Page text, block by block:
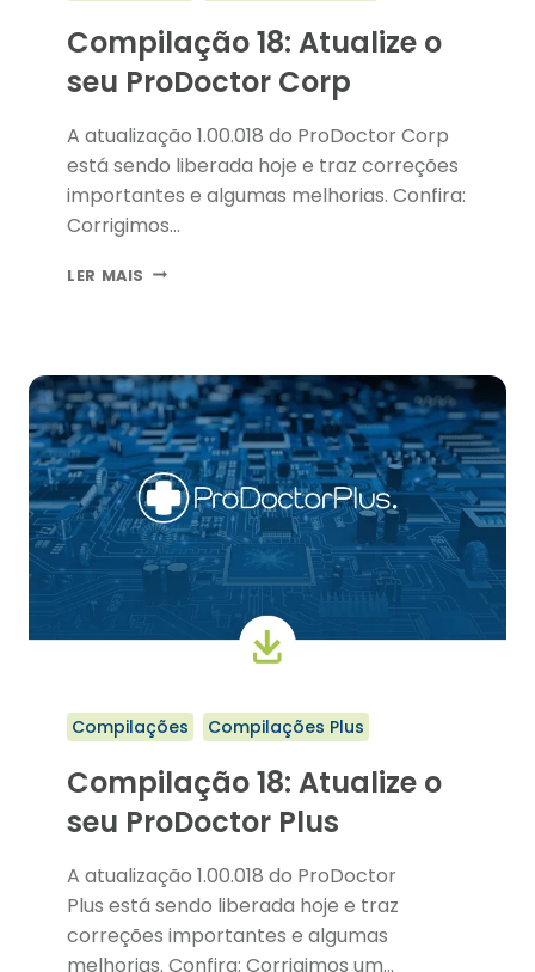
Compilação 18: Atualize o
seu ProDoctor Corp
A atualização 1.00.018 do ProDoctor Corp
está sendo liberada hoje e traz correções
importantes e algumas melhorias. Confira:
Corrigimos…
LER MAIS COMPILAÇÃO
PRODOCTOR
CORP
Compilações Compilações Plus
Compilação 18: Atualize o
seu ProDoctor Plus
A atualização 1.00.018 do ProDoctor
Plus está sendo liberada hoje e traz
correções importantes e algumas
melhorias. Confira: Corrigimos um…